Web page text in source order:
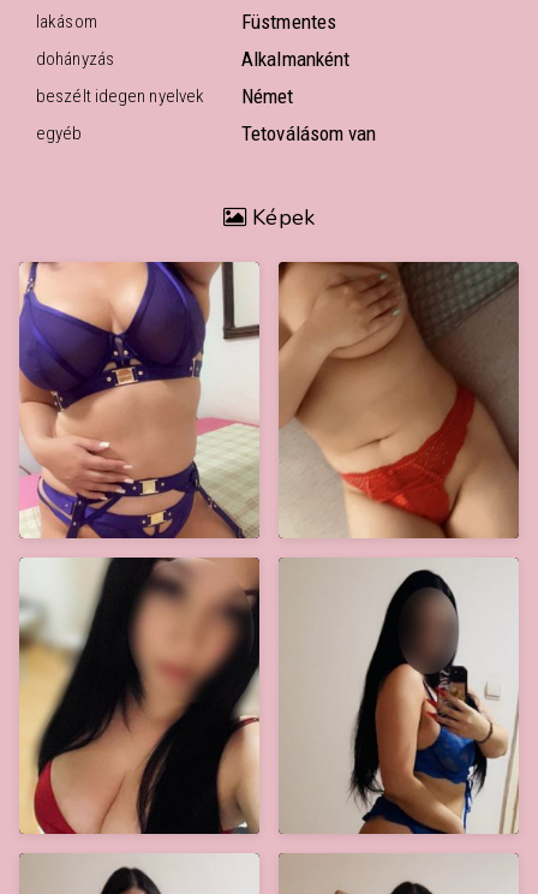
lakásom Füstmentes
dohányzás Alkalmanként
beszélt idegen nyelvek Német
egyéb Tetoválásom van
Képek